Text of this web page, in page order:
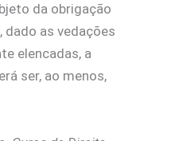
da obrigação
dado as vedações
elencadas, a
ser, ao menos,